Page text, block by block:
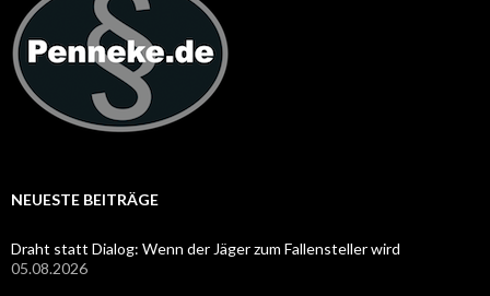
NEUESTE BEITRÄGE
Draht statt Dialog: Wenn der Jäger zum Fallensteller wird
05.08.2026